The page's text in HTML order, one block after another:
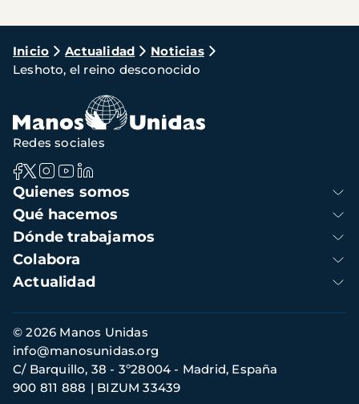
Ruta
de
navegación
Inicio Actualidad
Noticias
Leshoto, el reino desconocido
Navegación
principal
Quienes somos
Qué hacemos
Dónde trabajamos
Colabora
Actualidad
Redes sociales
Información
de
contacto
© 2026 Manos Unidas
C/ Barquillo, 38 - 3º28004 - Madrid, España
900 811 888
BIZUM 33439
info@manosunidas.org